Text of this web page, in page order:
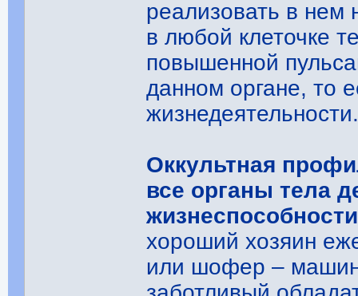
реализовать в нем
в любой клеточке
повышенной
данном органе, то
Оккультная
все органы тела
хороший хозяин
или шофер –